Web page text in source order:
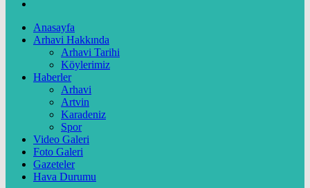
Anasayfa
Arhavi Hakkında
Arhavi Tarihi
Köylerimiz
Haberler
Arhavi
Artvin
Karadeniz
Spor
Video Galeri
Foto Galeri
Gazeteler
Hava Durumu